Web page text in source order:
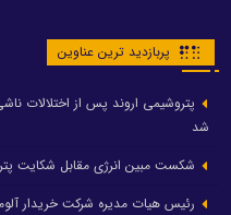
پربازدید ترین عناوین
شد
شکست مبین انرژی مقابل شکایت
رئیس هیات مدیره شرکت خریدار